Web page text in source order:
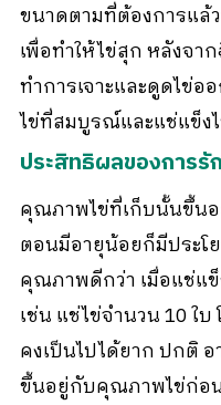
ขนาดตามที่ต้องการแล้
เพื่อทำให้ไข่สุก หลังจาก
ทำการเจาะและดูดไข่
ไข่ที่สมบูรณ์และแช่แข็ง
ประสิทธิผลของการรั
คุณภาพไข่ที่เก็บนั้นขึ้นอ
ตอนมีอายุน้อยก็มีประโ
คุณภาพดีกว่า เมื่อแช่แ
เช่น แช่ไข่จำนวน 10 ใ
คงเป็นไปได้ยาก ปกติ
ขึ้นอยู่กับคุณภาพไข่ก่อ